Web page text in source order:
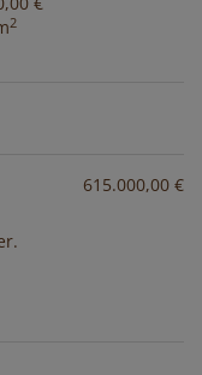
2
615.000,00 €